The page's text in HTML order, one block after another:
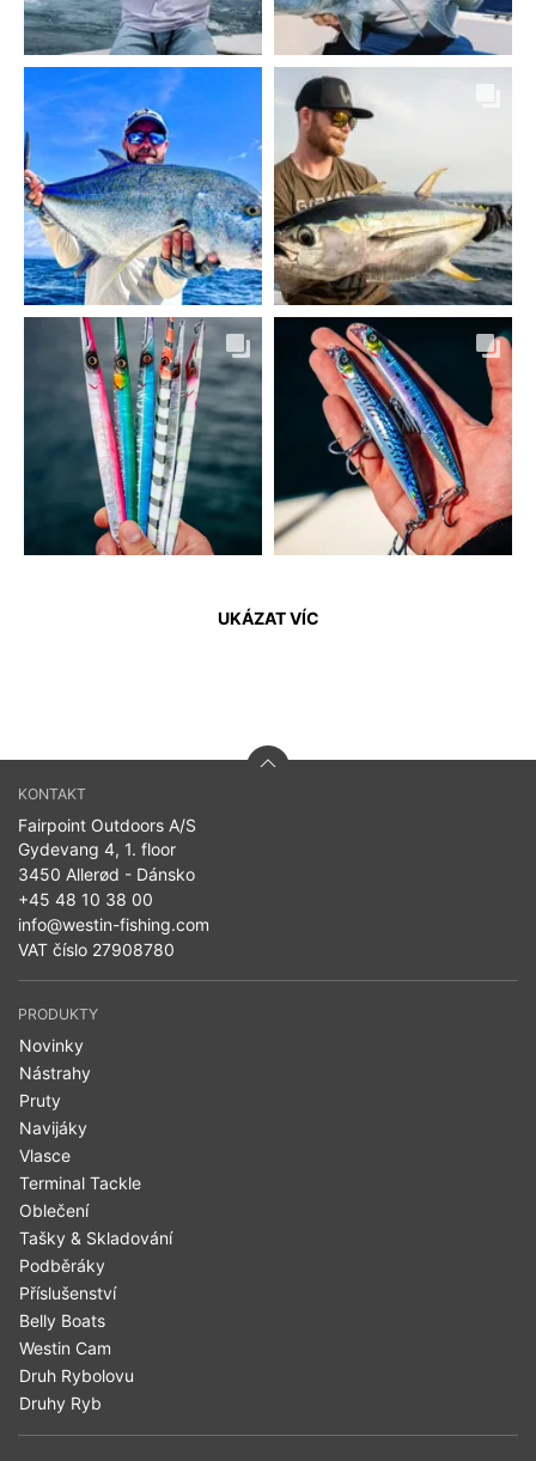
UKÁZAT VÍC
KONTAKT
Fairpoint Outdoors A/S
Gydevang 4, 1. floor
3450 Allerød - Dánsko
+45 48 10 38 00
info@westin-fishing.com
VAT číslo 27908780
PRODUKTY
Novinky
Nástrahy
Pruty
Navijáky
Vlasce
Terminal Tackle
Oblečení
Tašky & Skladování
Podběráky
Příslušenství
Belly Boats
Westin Cam
Druh Rybolovu
Druhy Ryb